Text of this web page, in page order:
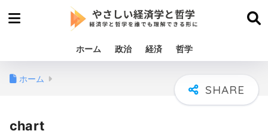
ホーム 政治 経済 哲学
ホーム
chart